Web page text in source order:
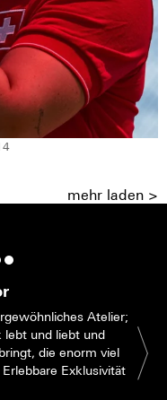
mehr laden >
Atelier;
lebt und liebt und
die enorm viel
Exklusivität